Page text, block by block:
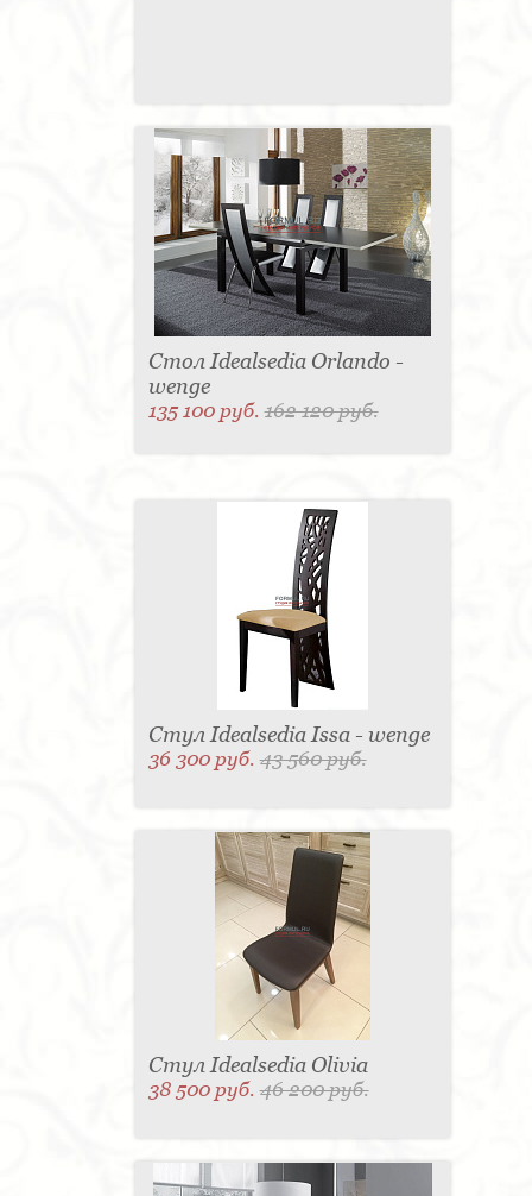
Стол Idealsedia Orlando -
wenge
135 100 руб.162 120 руб.
Стул Idealsedia Issa - wenge
36 300 руб.43 560 руб.
Стул Idealsedia Olivia
38 500 руб.46 200 руб.